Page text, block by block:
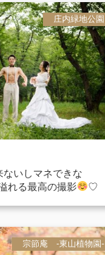
ないしマネできな
れる最高の撮影
♡
庄内緑地公園
宗節庵 -東山植物園-